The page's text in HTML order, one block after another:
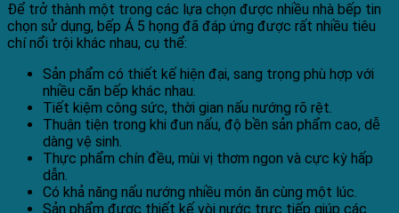
Để trở thành một trong các lựa chọn được nhiều nhà bếp tin
chọn sử dụng, bếp Á 5 họng đã đáp ứng được rất nhiều tiêu
chí nổi trội khác nhau, cụ thể:
Sản phẩm có thiết kế hiện đại, sang trọng phù hợp với
nhiều căn bếp khác nhau.
Tiết kiệm công sức, thời gian nấu nướng rõ rệt.
Thuận tiện trong khi đun nấu, độ bền sản phẩm cao, dễ
dàng vệ sinh.
Thực phẩm chín đều, mùi vị thơm ngon và cực kỳ hấp
dẫn.
Có khả năng nấu nướng nhiều món ăn cùng một lúc.
Sản phẩm được thiết kế vòi nước trực tiếp giúp các